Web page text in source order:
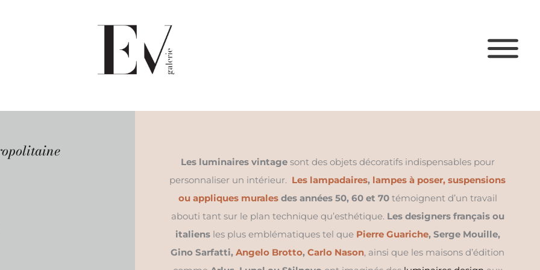
Les luminaires vintagesont des objets décoratifs indispensables pour
personnaliser un intérieur. Les lampadaires, lampes à poser, suspensions
ou appliques murales des années 50, 60 et 70témoignent d’un travail
abouti tant sur le plan technique qu’esthétique. Les designers français ou
italiens les plus emblématiques tel que Pierre Guariche, Serge Mouille,
Gino Sarfatti, Angelo Brotto, Carlo Nason, ainsi que les maisons d’édition